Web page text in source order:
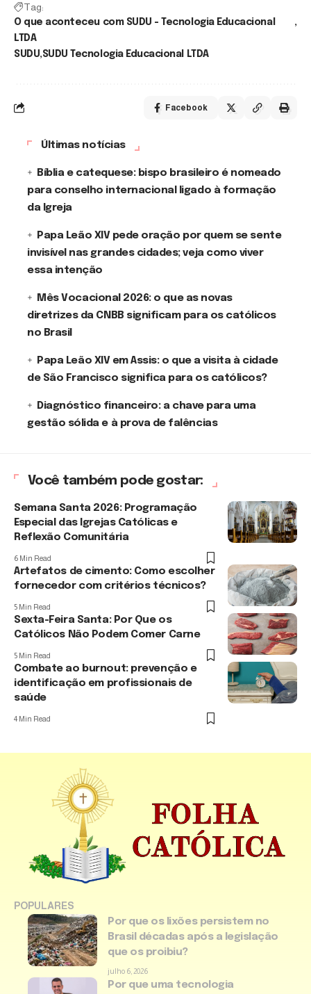
Tag:
O que aconteceu com SUDU - Tecnologia Educacional
LTDA
SUDU SUDU Tecnologia Educacional LTDA
Facebook
Últimas notícias
Bíblia e catequese: bispo brasileiro é nomeado
para conselho internacional ligado à formação
da Igreja
Papa Leão XIV pede oração por quem se sente
invisível nas grandes cidades; veja como viver
essa intenção
Mês Vocacional 2026: o que as novas
diretrizes da CNBB significam para os católicos
no Brasil
Papa Leão XIV em Assis: o que a visita à cidade
de São Francisco significa para os católicos?
Diagnóstico financeiro: a chave para uma
gestão sólida e à prova de falências
Você também pode gostar:
Semana Santa 2026: Programação
Especial das Igrejas Católicas e
Reflexão Comunitária
6 Min Read
Artefatos de cimento: Como escolher
fornecedor com critérios técnicos?
5 Min Read
Sexta-Feira Santa: Por Que os
Católicos Não Podem Comer Carne
5 Min Read
Combate ao burnout: prevenção e
identificação em profissionais de
saúde
4 Min Read
POPULARES
Por que os lixões persistem no
Brasil décadas após a legislação
que os proibiu?
julho 6, 2026
Por que uma tecnologia